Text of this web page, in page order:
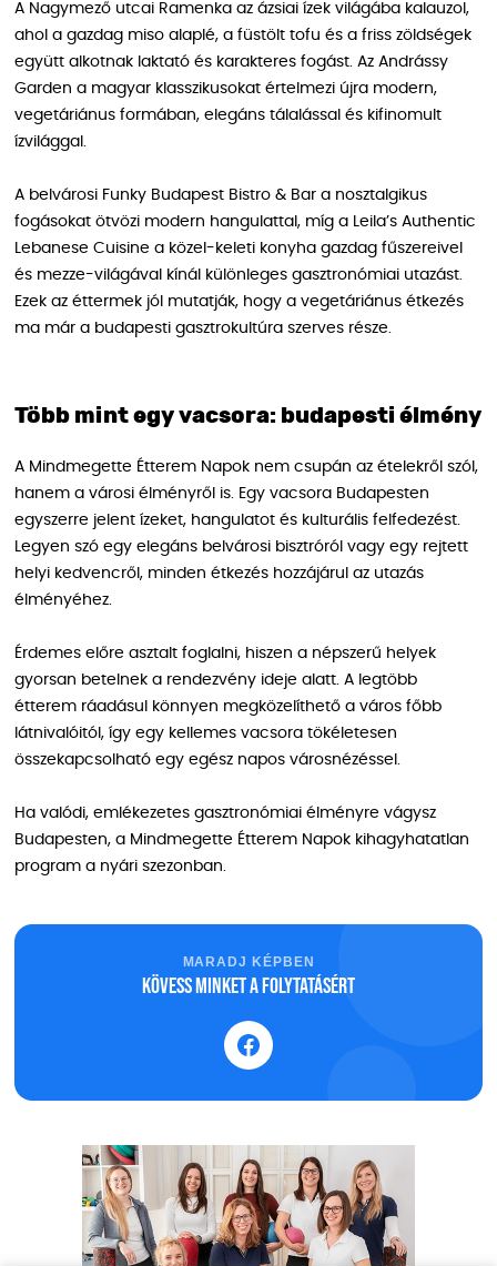
A Nagymező utcai Ramenka az ázsiai ízek világába kalauzol,
ahol a gazdag miso alaplé, a füstölt tofu és a friss zöldségek
együtt alkotnak laktató és karakteres fogást. Az Andrássy
Garden a magyar klasszikusokat értelmezi újra modern,
vegetáriánus formában, elegáns tálalással és kifinomult
ízvilággal.
A belvárosi Funky Budapest Bistro & Bar a nosztalgikus
fogásokat ötvözi modern hangulattal, míg a Leila’s Authentic
Lebanese Cuisine a közel-keleti konyha gazdag fűszereivel
és mezze-világával kínál különleges gasztronómiai utazást.
Ezek az éttermek jól mutatják, hogy a vegetáriánus étkezés
ma már a budapesti gasztrokultúra szerves része.
Több mint egy vacsora: budapesti élmény
A Mindmegette Étterem Napok nem csupán az ételekről szól,
hanem a városi élményről is. Egy vacsora Budapesten
egyszerre jelent ízeket, hangulatot és kulturális felfedezést.
Legyen szó egy elegáns belvárosi bisztróról vagy egy rejtett
helyi kedvencről, minden étkezés hozzájárul az utazás
élményéhez.
Érdemes előre asztalt foglalni, hiszen a népszerű helyek
gyorsan betelnek a rendezvény ideje alatt. A legtöbb
étterem ráadásul könnyen megközelíthető a város főbb
látnivalóitól, így egy kellemes vacsora tökéletesen
összekapcsolható egy egész napos városnézéssel.
Ha valódi, emlékezetes gasztronómiai élményre vágysz
Budapesten, a Mindmegette Étterem Napok kihagyhatatlan
program a nyári szezonban.
MARADJ KÉPBEN
Kövess minket a folytatásért